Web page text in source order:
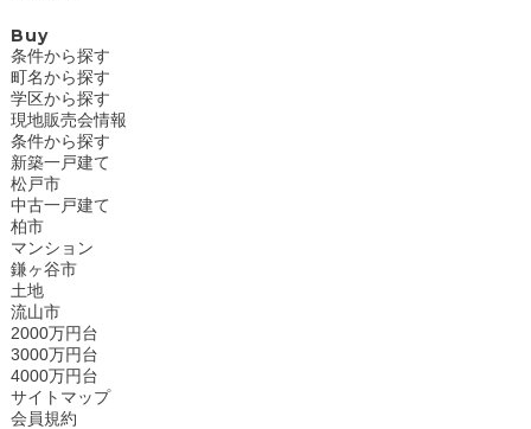
Buy
条件から探す
町名から探す
学区から探す
現地販売会情報
条件から探す
新築一戸建て
松戸市
中古一戸建て
柏市
マンション
鎌ヶ谷市
土地
流山市
2000万円台
3000万円台
4000万円台
サイトマップ
会員規約